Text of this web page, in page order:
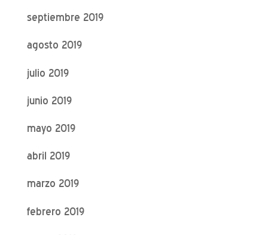
septiembre 2019
agosto 2019
julio 2019
junio 2019
mayo 2019
abril 2019
marzo 2019
febrero 2019